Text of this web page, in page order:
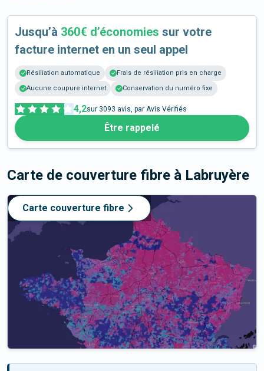
Jusqu’à 360€ d’économies sur votre
facture internet en un seul appel
Résiliation automatique
Frais de résiliation pris en charge
Aucune coupure internet
Conservation du numéro fixe
4,2sur 3093 avis, par Avis Vérifiés
Être rappelé
Carte de couverture fibre à Labruyère
Carte couverture fibre